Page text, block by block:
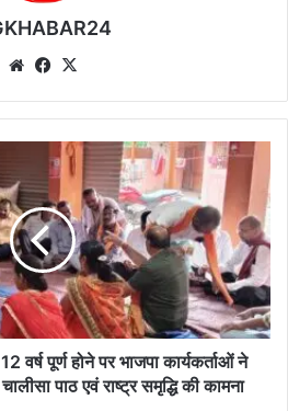
We
te
Fa
bo
ok
वर्ष पूर्ण होने पर भाजपा कार्यकर्ताओं ने
पाठ एवं राष्ट्र समृद्धि की कामना